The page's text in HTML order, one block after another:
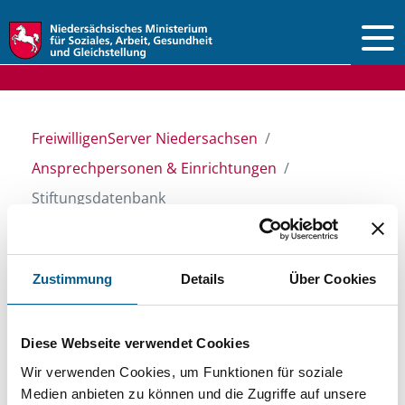
Zustimmung Details Über Cookies
Diese Webseite verwendet Cookies
Wir verwenden Cookies, um Funktionen für soziale
Medien anbieten zu können und die Zugriffe auf unsere
FreiwilligenServer Niedersachsen
Ansprechpersonen & Einrichtungen
Stiftungsdatenbank
Stiftungsdatenbank
Recherchieren Sie in unserer
Stiftungsdatenbank nach Themen, Kategorien,
Suchbegriffen und Orten. Bei der Suche bitte